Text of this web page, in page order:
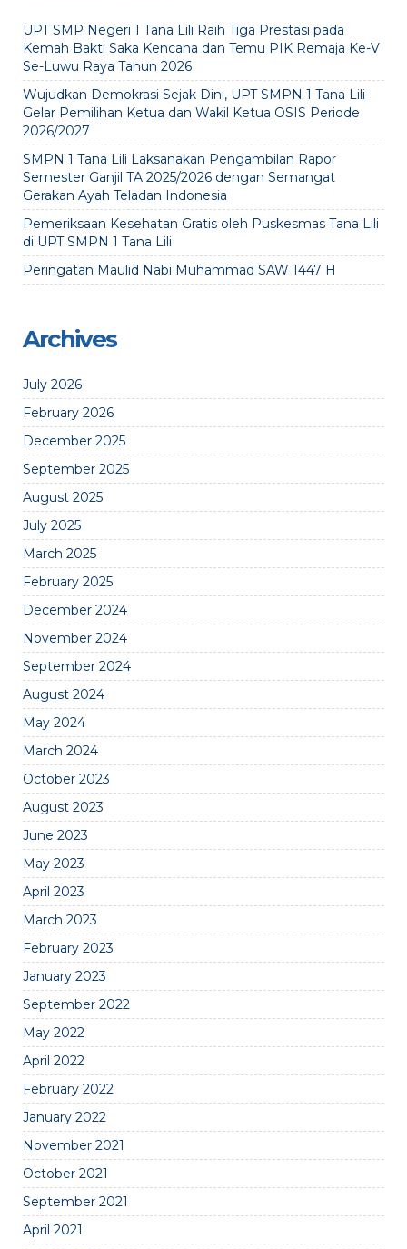
UPT SMP Negeri 1 Tana Lili Raih Tiga Prestasi pada
Kemah Bakti Saka Kencana dan Temu PIK Remaja Ke-V
Se-Luwu Raya Tahun 2026
Wujudkan Demokrasi Sejak Dini, UPT SMPN 1 Tana Lili
Gelar Pemilihan Ketua dan Wakil Ketua OSIS Periode
2026/2027
SMPN 1 Tana Lili Laksanakan Pengambilan Rapor
Semester Ganjil TA 2025/2026 dengan Semangat
Gerakan Ayah Teladan Indonesia
Pemeriksaan Kesehatan Gratis oleh Puskesmas Tana Lili
di UPT SMPN 1 Tana Lili
Peringatan Maulid Nabi Muhammad SAW 1447 H
Archives
July 2026
February 2026
December 2025
September 2025
August 2025
July 2025
March 2025
February 2025
December 2024
November 2024
September 2024
August 2024
May 2024
March 2024
October 2023
August 2023
June 2023
May 2023
April 2023
March 2023
February 2023
January 2023
September 2022
May 2022
April 2022
February 2022
January 2022
November 2021
October 2021
September 2021
April 2021